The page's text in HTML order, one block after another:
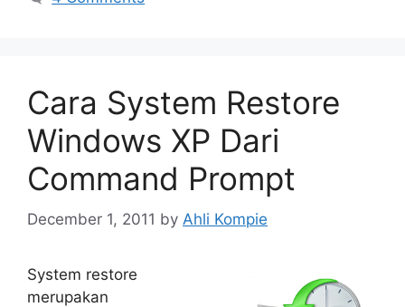
Cara System Restore
Windows XP Dari
Command Prompt
December 1, 2011 by Ahli Kompie
System restore
merupakan